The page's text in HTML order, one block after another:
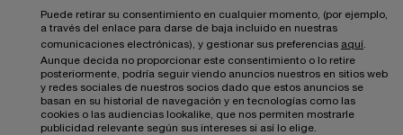
Puede retirar su consentimiento en cualquier momento, (por ejemplo,
a través del enlace para darse de baja incluido en nuestras
comunicaciones electrónicas), y gestionar sus preferencias aquí.
Aunque decida no proporcionar este consentimiento o lo retire
posteriormente, podría seguir viendo anuncios nuestros en sitios web
y redes sociales de nuestros socios dado que estos anuncios se
basan en su historial de navegación y en tecnologías como las
cookies o las audiencias lookalike, que nos permiten mostrarle
publicidad relevante según sus intereses si así lo elige.